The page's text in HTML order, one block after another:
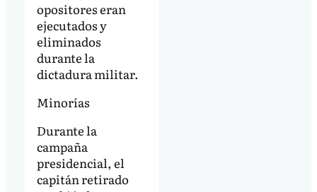
opositores eran
ejecutados y
eliminados
durante la
dictadura militar.
Minorías
Durante la
campaña
presidencial, el
capitán retirado